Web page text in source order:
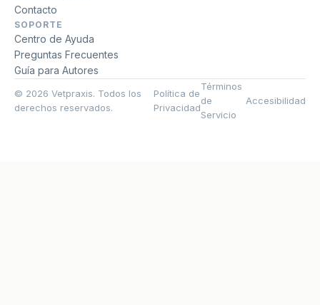
Contacto
SOPORTE
Centro de Ayuda
Preguntas Frecuentes
Guía para Autores
© 2026 Vetpraxis. Todos los
derechos reservados.
Política de
Privacidad
Términos
de
Servicio
Accesibilidad